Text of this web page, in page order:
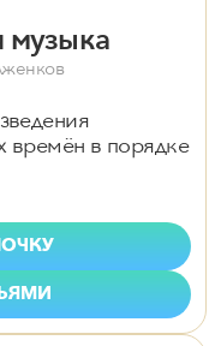
музыка
времён в порядке